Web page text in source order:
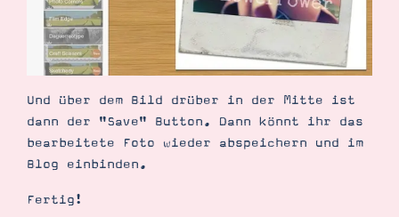
Und über dem Bild drüber in der Mitte ist
dann der "Save" Button. Dann könnt ihr das
bearbeitete Foto wieder abspeichern und im
Blog einbinden.
Fertig!